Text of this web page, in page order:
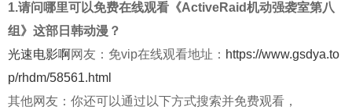
1.请问哪里可以免费在线观看《ActiveRaid机动强袭室第八
组》这部日韩动漫？
光速电影啊网友：免vip在线观看地址： https://www.gsdya.to
p/rhdm/58561.html
其他网友：你还可以通过以下方式搜索并免费观看，